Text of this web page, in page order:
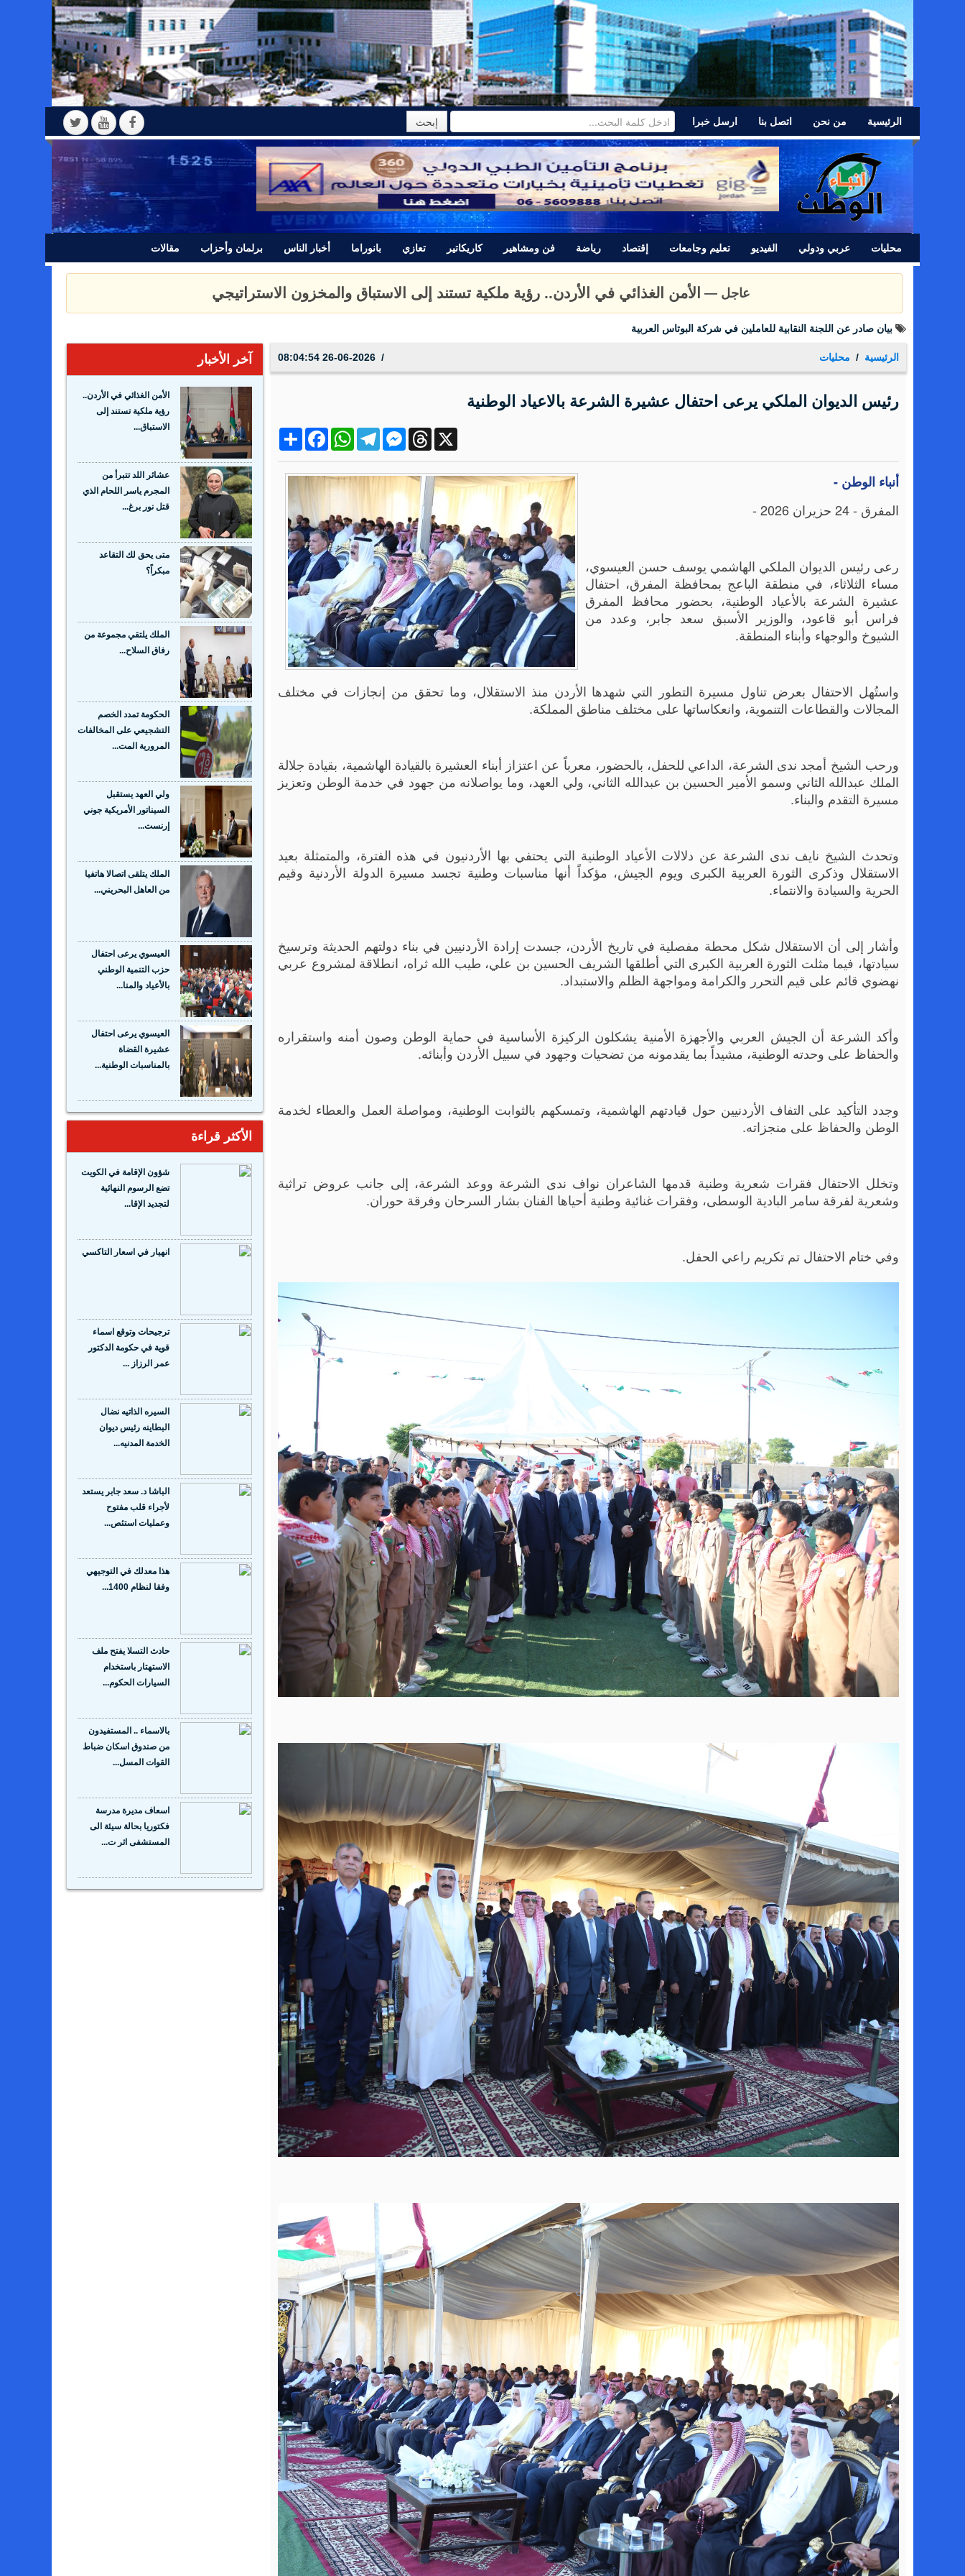
الرئيسية من نحن اتصل بنا ارسل خبرا
محليات عربي ودولي الفيديو تعليم وجامعات إقتصاد رياضة فن ومشاهير كاريكاتير تعازي بانوراما أخبار الناس برلمان وأحزاب مقالات
عاجل —عشائر اللد تتبرأ من المجرم ياسر اللحام الذي قتل نور برغل وتصدر بيانا للرأي العام
بنك صفوة الإسلامي يجدد شراكته مع تكية أم علي ويواصل دعمه لبرامجها الإنسانية
الرئيسية محليات 26-06-2026 08:04:54
رئيس الديوان الملكي يرعى احتفال عشيرة الشرعة بالاعياد الوطنية
ShareFacebookWhatsAppTelegramMessengerThreads X
أنباء الوطن -
المفرق - 24 حزيران 2026 -
رعى رئيس الديوان الملكي الهاشمي يوسف حسن العيسوي،
مساء الثلاثاء، في منطقة الباعج بمحافظة المفرق، احتفال
عشيرة الشرعة بالأعياد الوطنية، بحضور محافظ المفرق
فراس أبو قاعود، والوزير الأسبق سعد جابر، وعدد من
الشيوخ والوجهاء وأبناء المنطقة.
واستُهل الاحتفال بعرض تناول مسيرة التطور التي شهدها الأردن منذ الاستقلال، وما تحقق من إنجازات في مختلف
المجالات والقطاعات التنموية، وانعكاساتها على مختلف مناطق المملكة.
ورحب الشيخ أمجد ندى الشرعة، الداعي للحفل، بالحضور، معرباً عن اعتزاز أبناء العشيرة بالقيادة الهاشمية، بقيادة جلالة
الملك عبدالله الثاني وسمو الأمير الحسين بن عبدالله الثاني، ولي العهد، وما يواصلانه من جهود في خدمة الوطن وتعزيز
مسيرة التقدم والبناء.
وتحدث الشيخ نايف ندى الشرعة عن دلالات الأعياد الوطنية التي يحتفي بها الأردنيون في هذه الفترة، والمتمثلة بعيد
الاستقلال وذكرى الثورة العربية الكبرى ويوم الجيش، مؤكداً أنها مناسبات وطنية تجسد مسيرة الدولة الأردنية وقيم
الحرية والسيادة والانتماء.
وأشار إلى أن الاستقلال شكل محطة مفصلية في تاريخ الأردن، جسدت إرادة الأردنيين في بناء دولتهم الحديثة وترسيخ
سيادتها، فيما مثلت الثورة العربية الكبرى التي أطلقها الشريف الحسين بن علي، طيب الله ثراه، انطلاقة لمشروع عربي
نهضوي قائم على قيم التحرر والكرامة ومواجهة الظلم والاستبداد.
وأكد الشرعة أن الجيش العربي والأجهزة الأمنية يشكلون الركيزة الأساسية في حماية الوطن وصون أمنه واستقراره
والحفاظ على وحدته الوطنية، مشيداً بما يقدمونه من تضحيات وجهود في سبيل الأردن وأبنائه.
وجدد التأكيد على التفاف الأردنيين حول قيادتهم الهاشمية، وتمسكهم بالثوابت الوطنية، ومواصلة العمل والعطاء لخدمة
الوطن والحفاظ على منجزاته.
وتخلل الاحتفال فقرات شعرية وطنية قدمها الشاعران نواف ندى الشرعة ووعد الشرعة، إلى جانب عروض تراثية
وشعرية لفرقة سامر البادية الوسطى، وفقرات غنائية وطنية أحياها الفنان بشار السرحان وفرقة حوران.
وفي ختام الاحتفال تم تكريم راعي الحفل.
آخر الأخبار
الأمن الغذائي في الأردن..
رؤية ملكية تستند إلى
الاستباق...
عشائر اللد تتبرأ من
المجرم ياسر اللحام الذي
قتل نور برغ...
متى يحق لك التقاعد
مبكراً؟
الملك يلتقي مجموعة من
رفاق السلاح...
الحكومة تمدد الخصم
التشجيعي على المخالفات
المرورية المت...
ولي العهد يستقبل
السيناتور الأمريكية جوني
إرنست...
الملك يتلقى اتصالا هاتفيا
من العاهل البحريني...
العيسوي يرعى احتفال
حزب التنمية الوطني
بالأعياد والمنا...
العيسوي يرعى احتفال
عشيرة القضاة
بالمناسبات الوطنية...
الأكثر قراءة
شؤون الإقامة في الكويت
تضع الرسوم النهائية
لتجديد الإقا...
انهيار في اسعار التاكسي
ترجيحات وتوقع اسماء
قوية في حكومة الدكتور
عمر الرزاز ...
السيره الذاتيه نضال
البطاينه رئيس ديوان
الخدمة المدنيه...
الباشا د. سعد جابر يستعد
لأجراء قلب مفتوح
وعمليات استئص...
هذا معدلك في التوجيهي
وفقا لنظام 1400...
حادث التسلا يفتح ملف
الاستهتار باستخدام
السيارات الحكوم...
بالاسماء .. المستفيدون
من صندوق اسكان ضباط
القوات المسل...
اسعاف مديرة مدرسة
فكتوريا بحالة سيئة الى
المستشفى اثر ت...